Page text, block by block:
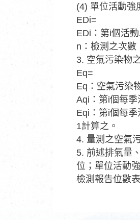
(4) 單位活動強
EDi=
EDi：第i個活
n：檢測之次數
3. 空氣污染物
Eq=
Eq：空氣污染
Aqi：第i個每季
Eqi：第i個每
1計算之。
4. 量測之空氣
5. 前述排氣量
位；單位活動
檢測報告位數